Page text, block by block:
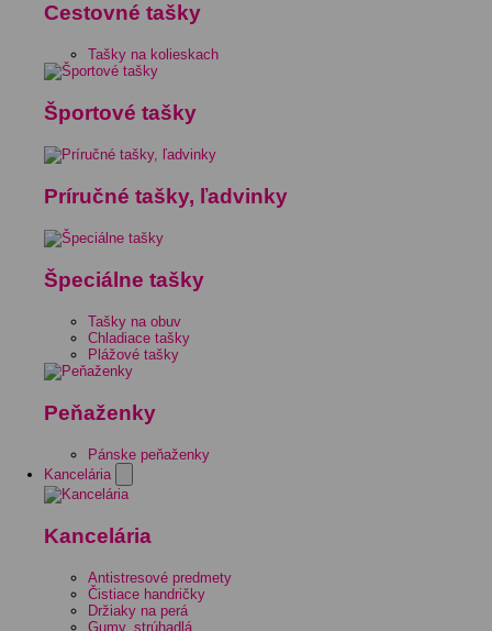
Cestovné tašky
Tašky na kolieskach
Športové tašky
Príručné tašky, ľadvinky
Špeciálne tašky
Tašky na obuv
Chladiace tašky
Plážové tašky
Peňaženky
Pánske peňaženky
Kancelária
Kancelária
Antistresové predmety
Čistiace handričky
Držiaky na perá
Gumy, strúhadlá